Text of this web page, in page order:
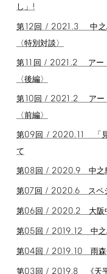
し」 !
第12 回 / 2021.3 中之
〈特別対談〉
第11 回 / 2021.2 アー
〈後編〉
第10 回 / 2021.2 アー
〈前編〉
第09 回 / 2020.11
「
て
第08 回 / 2020.9 中之
第07 回 / 2020.6 スペ
第06 回 / 2020.2 大阪
第05 回 / 2019.12 中之
第04 回 / 2019.10 雨森
第 回 《天